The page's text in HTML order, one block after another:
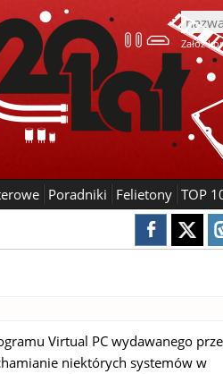
Załóż
Poradniki Felietony TOP
Virtual PC wydawanego
niektórych systemów w